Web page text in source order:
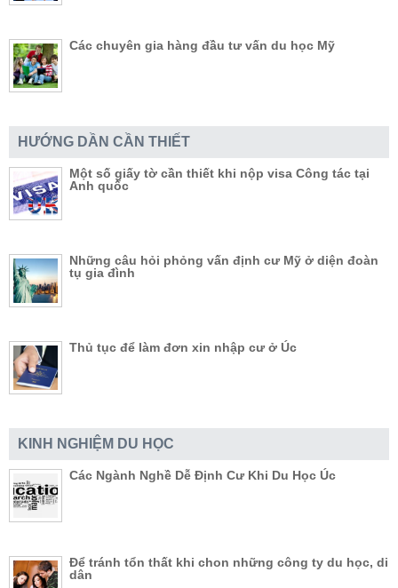
Các chuyên gia hàng đầu tư vấn du học Mỹ
HƯỚNG DẦN CẦN THIẾT
Một số giấy tờ cần thiết khi nộp visa Công tác tại
Anh quốc
Những câu hỏi phỏng vấn định cư Mỹ ở diện đoàn
tụ gia đình
Thủ tục để làm đơn xin nhập cư ở Úc
KINH NGHIỆM DU HỌC
Các Ngành Nghề Dễ Định Cư Khi Du Học Úc
Để tránh tổn thất khi chon những công ty du học, di
dân